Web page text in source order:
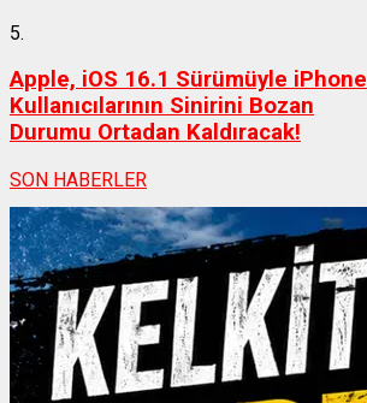
5.
Apple, iOS 16.1 Sürümüyle iPhone
Kullanıcılarının Sinirini Bozan
Durumu Ortadan Kaldıracak!
SON HABERLER